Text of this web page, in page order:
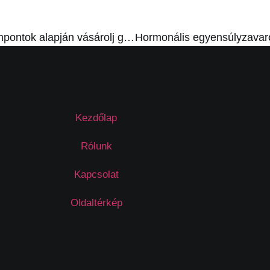
Milyen szempontok alapján vásárolj gyerek bakancsot?
Kezdőlap
Rólunk
Kapcsolat
Oldaltérkép